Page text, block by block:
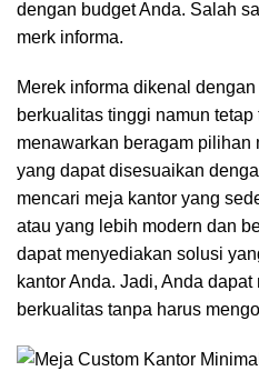
dengan budget Anda. Salah
merk informa.
Merek informa dikenal
berkualitas tinggi namun
menawarkan beragam pilihan
yang dapat disesuaikan
mencari meja kantor yang
atau yang lebih modern dan
dapat menyediakan solusi
kantor Anda. Jadi, Anda
berkualitas tanpa harus